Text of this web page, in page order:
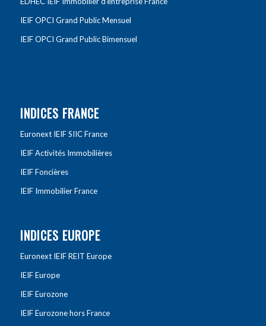
IEIF OPCI Grand Public Mensuel
IEIF OPCI Grand Public Bimensuel
INDICES FRANCE
Euronext IEIF SIIC France
IEIF Activités Immobilières
IEIF Foncières
IEIF Immobilier France
INDICES EUROPE
Euronext IEIF REIT Europe
IEIF Europe
IEIF Eurozone
IEIF Eurozone hors France